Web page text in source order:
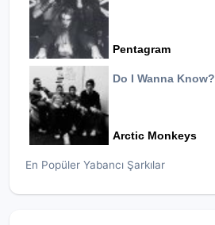
Pentagram
Do I Wanna Know?
Arctic Monkeys
En Popüler Yabancı Şarkılar